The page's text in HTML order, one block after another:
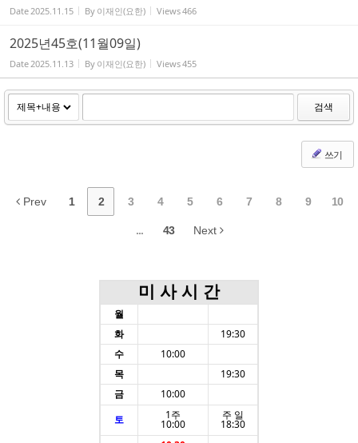
Date2025.11.15 By 이재인(요한) Views466
2025년45호(11월09일)
Date2025.11.13 By 이재인(요한) Views455
검색
쓰기
Prev 1 2 3 4 5 6 7 8 9 10
... 43 Next
미 사 시 간
월
화
19:30
수
10:00
목
19:30
금
10:00
토
1주
10:00
주 일
18:30